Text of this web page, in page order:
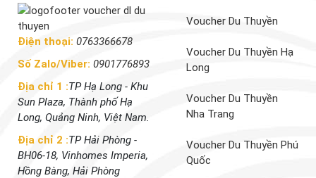
Điện thoại: 0763366678
Số Zalo/Viber: 0901776893
Địa chỉ 1 :TP Hạ Long - Khu
Sun Plaza, Thành phố Hạ
Long, Quảng Ninh, Việt Nam.
Địa chỉ 2 :TP Hải Phòng -
BH06-18, Vinhomes Imperia,
Hồng Bàng, Hải Phòng
Voucher Du Thuyền
Voucher Du Thuyền Hạ
Long
Voucher Du Thuyền
Nha Trang
Voucher Du Thuyền Phú
Quốc